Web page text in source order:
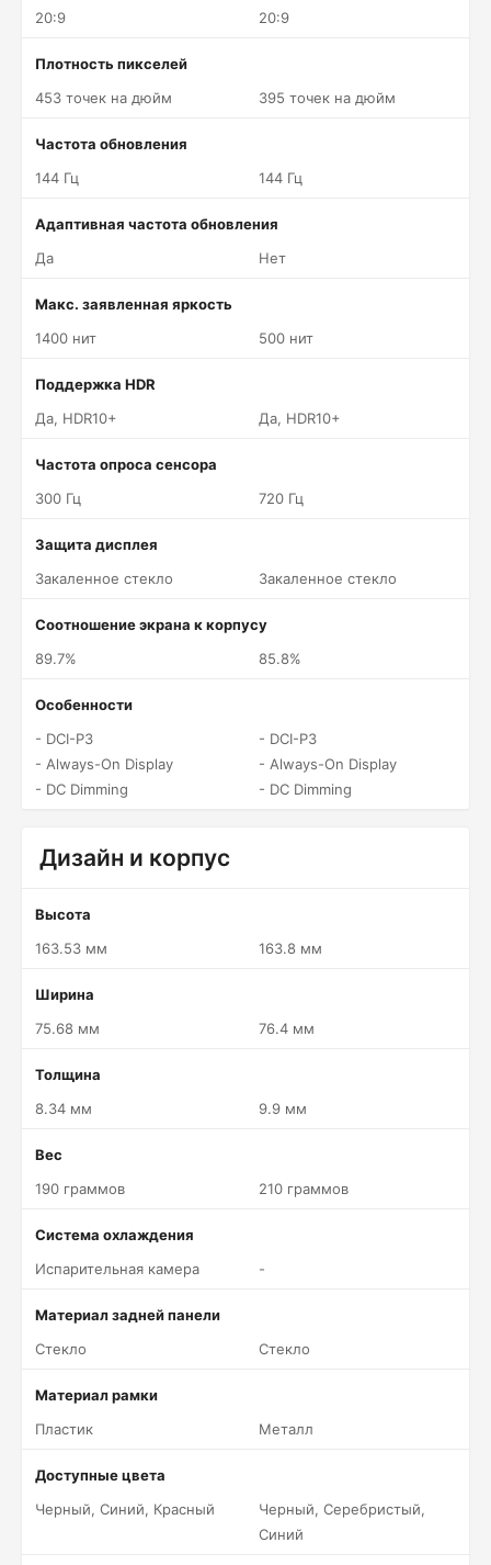
20:9
20:9
Плотность пикселей
453 точек на дюйм
395 точек на дюйм
Частота обновления
144 Гц
144 Гц
Адаптивная частота обновления
Да
Нет
Макс. заявленная яркость
1400 нит
500 нит
Поддержка HDR
Да, HDR10+
Да, HDR10+
Частота опроса сенсора
300 Гц
720 Гц
Защита дисплея
Закаленное стекло
Закаленное стекло
Соотношение экрана к корпусу
89.7%
85.8%
Особенности
- DCI-P3
- Always-On Display
- DC Dimming
- DCI-P3
- Always-On Display
- DC Dimming
Дизайн и корпус
Высота
163.53 мм
163.8 мм
Ширина
75.68 мм
76.4 мм
Толщина
8.34 мм
9.9 мм
Вес
190 граммов
210 граммов
Система охлаждения
Испарительная камера
-
Материал задней панели
Стекло
Стекло
Материал рамки
Пластик
Металл
Доступные цвета
Черный, Синий, Красный
Черный, Серебристый,
Синий